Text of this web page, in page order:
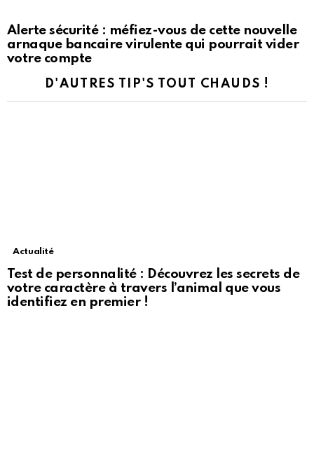
Alerte sécurité : méfiez-vous de cette nouvelle
arnaque bancaire virulente qui pourrait vider
votre compte
D'AUTRES TIP'S TOUT CHAUDS !
Actualité
Test de personnalité : Découvrez les secrets de
votre caractère à travers l’animal que vous
identifiez en premier !